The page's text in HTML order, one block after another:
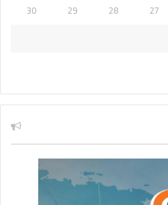
27
28
29
30